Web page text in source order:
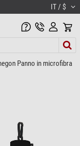
IT / $
Panno in microfibra